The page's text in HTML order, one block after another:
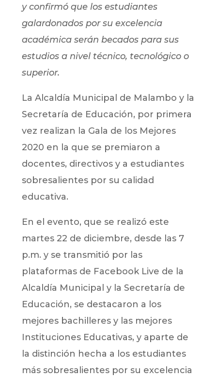
y confirmó que los estudiantes
galardonados por su excelencia
académica serán becados para sus
estudios a nivel técnico, tecnológico o
superior.
La Alcaldía Municipal de Malambo y la
Secretaría de Educación, por primera
vez realizan la Gala de los Mejores
2020 en la que se premiaron a
docentes, directivos y a estudiantes
sobresalientes por su calidad
educativa.
En el evento, que se realizó este
martes 22 de diciembre, desde las 7
p.m. y se transmitió por las
plataformas de Facebook Live de la
Alcaldía Municipal y la Secretaría de
Educación, se destacaron a los
mejores bachilleres y las mejores
Instituciones Educativas, y aparte de
la distinción hecha a los estudiantes
más sobresalientes por su excelencia